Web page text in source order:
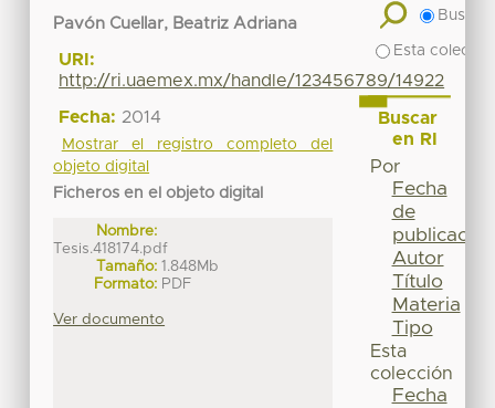
Pavón Cuellar, Beatriz Adriana
URI:
http://ri.uaemex.mx/handle/123456789/14922
Fecha: 2014
Mostrar el registro completo del
objeto digital
Ficheros en el objeto digital
Nombre:
Tesis.418174.pdf
Tamaño: 1.848Mb
Formato: PDF
Ver documento
Buscar
Esta
Buscar
en RI
Por
Fecha
de
publicación
Autor
Título
Materia
Tipo
Esta
colección
Fecha